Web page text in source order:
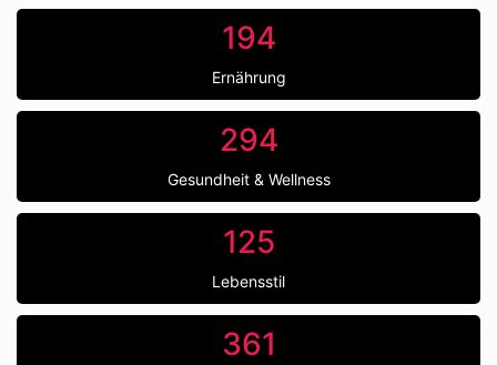
194
Ernährung
294
Gesundheit & Wellness
125
Lebensstil
361